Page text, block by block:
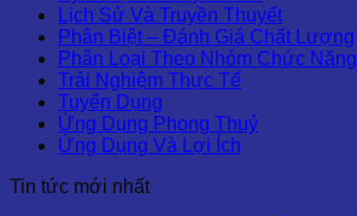
Lịch Sử Và Truyền Thuyết
Phân Biệt – Đánh Giá Chất Lượng
Phân Loại Theo Nhóm Chức Năng
Trải Nghiệm Thực Tế
Tuyển Dụng
Ứng Dụng Phong Thuỷ
Ứng Dụng Và Lợi Ích
Tin tức mới nhất